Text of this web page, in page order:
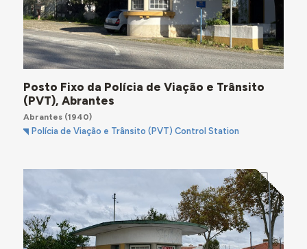
Posto Fixo da Polícia de Viação e Trânsito
(PVT), Abrantes
Abrantes(1940)
Polícia de Viação e Trânsito (PVT) Control Station